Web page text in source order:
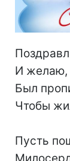
И желаю,
Был
Чтобы
Пусть